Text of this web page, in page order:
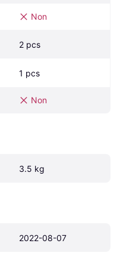
Non
2 pcs
1 pcs
Non
3.5 kg
2022-08-07